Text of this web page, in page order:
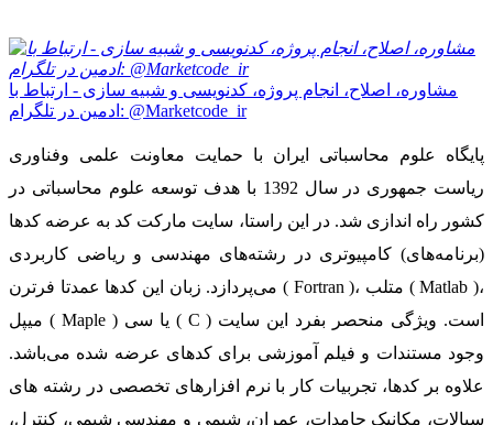
مشاوره، اصلاح، انجام پروژه، کدنویسی و شبیه سازی - ارتباط با
ادمین در تلگرام: @Marketcode_ir
پایگاه علوم محاسباتی ایران با حمایت معاونت علمی وفناوری
ریاست جمهوری در سال 1392 با هدف توسعه علوم محاسباتی در
کشور راه اندازی شد. در این راستا، سایت مارکت کد به عرضه کدها
(برنامه‌های) کامپیوتری در رشته‌های مهندسی و ریاضی کاربردی
می‌پردازد. زبان این کدها عمدتا فرترن ( Fortran )، متلب ( Matlab )،
میپل ( Maple ) یا سی ( C ) است. ویژگی منحصر بفرد این سایت
وجود مستندات و فیلم آموزشی برای کدهای عرضه شده می‌باشد.
علاوه بر کدها، تجربیات کار با نرم افزارهای تخصصی در رشته های
سیالات، مکانیک جامدات، عمران، شیمی و مهندسی شیمی، کنترل،